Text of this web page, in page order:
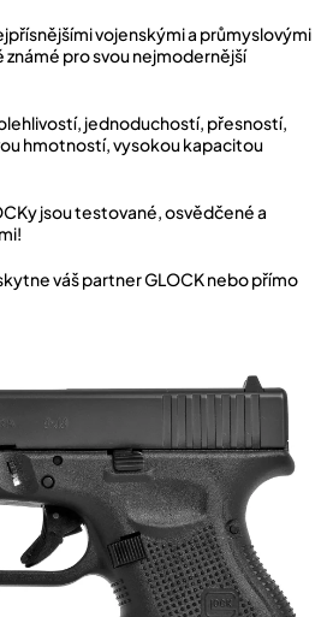
vojenskými a průmyslovými
pro svou nejmodernější
jednoduchostí, přesností,
hmotností, vysokou kapacitou
jsou testované, osvědčené a
váš partner GLOCK nebo přímo